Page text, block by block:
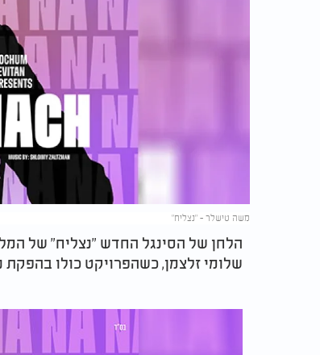
משה טישלר – "נצליח"
הלחן של הסינגל החדש "נצליח" של
שלומי זלצמן, כשהפרויקט כולו בהפקת